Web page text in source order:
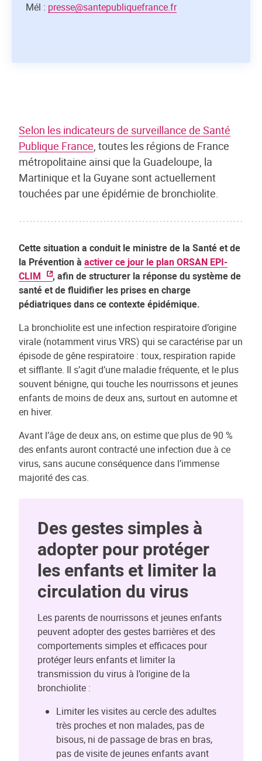
Mél : presse@santepubliquefrance.fr
Selon les indicateurs de surveillance de Santé
Publique France, toutes les régions de France
métropolitaine ainsi que la Guadeloupe, la
Martinique et la Guyane sont actuellement
touchées par une épidémie de bronchiolite.
Cette situation a conduit le ministre de la Santé et de
la Prévention à activer ce jour le plan ORSAN EPI-
CLIM
, afin de structurer la réponse du système de
santé et de fluidifier les prises en charge
pédiatriques dans ce contexte épidémique.
La bronchiolite est une infection respiratoire d’origine
virale (notamment virus VRS) qui se caractérise par un
épisode de gêne respiratoire : toux, respiration rapide
et sifflante. Il s’agit d’une maladie fréquente, et le plus
souvent bénigne, qui touche les nourrissons et jeunes
enfants de moins de deux ans, surtout en automne et
en hiver.
Avant l’âge de deux ans, on estime que plus de 90 %
des enfants auront contracté une infection due à ce
virus, sans aucune conséquence dans l’immense
majorité des cas.
Des gestes simples à
adopter pour protéger
les enfants et limiter la
circulation du virus
Les parents de nourrissons et jeunes enfants
peuvent adopter des gestes barrières et des
comportements simples et efficaces pour
protéger leurs enfants et limiter la
transmission du virus à l’origine de la
bronchiolite :
Limiter les visites au cercle des adultes
très proches et non malades, pas de
bisous, ni de passage de bras en bras,
pas de visite de jeunes enfants avant